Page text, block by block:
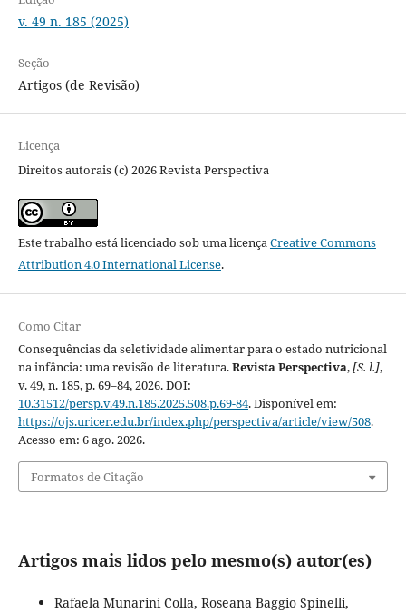
v. 49 n. 185 (2025)
Seção
Artigos (de Revisão)
Licença
Direitos autorais (c) 2026 Revista Perspectiva
Este trabalho está licenciado sob uma licençaCreative Commons
Attribution 4.0 International License.
Como Citar
Consequências da seletividade alimentar para o estado nutricional
na infância: uma revisão de literatura.Revista Perspectiva,[S. l.],
v. 49, n. 185, p. 69–84, 2026. DOI:
10.31512/persp.v.49.n.185.2025.508.p.69-84. Disponível em:
https://ojs.uricer.edu.br/index.php/perspectiva/article/view/508.
Acesso em: 6 ago. 2026.
Formatos de Citação
Artigos mais lidos pelo mesmo(s) autor(es)
Rafaela Munarini Colla, Roseana Baggio Spinelli,